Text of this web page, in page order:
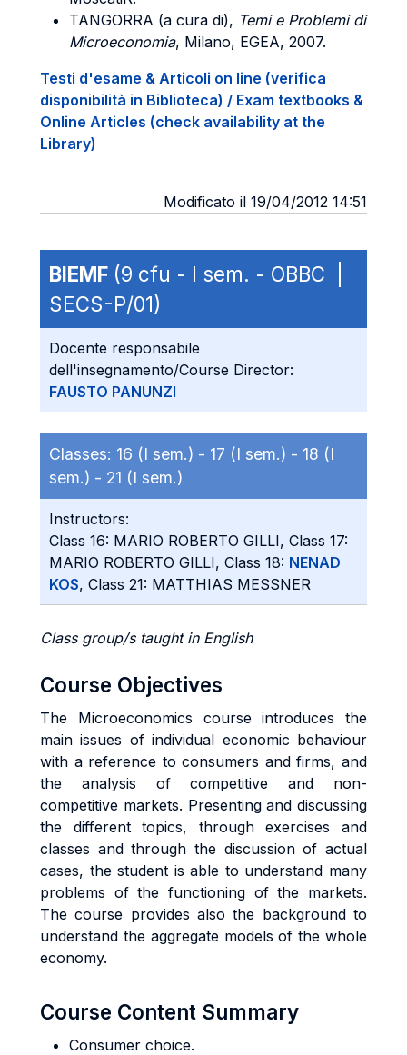
TANGORRA (a cura di), Temi e Problemi di
Microeconomia, Milano, EGEA, 2007.
Testi d'esame & Articoli on line (verifica
disponibilità in Biblioteca) / Exam textbooks &
Online Articles (check availability at the
Library)
Modificato il 19/04/2012 14:51
BIEMF (9 cfu - I sem. - OBBC |
SECS-P/01)
Docente responsabile
dell'insegnamento/Course Director:
FAUSTO PANUNZI
Classes: 16 (I sem.) - 17 (I sem.) - 18 (I
sem.) - 21 (I sem.)
Instructors:
Class 16: MARIO ROBERTO GILLI, Class 17:
MARIO ROBERTO GILLI, Class 18: NENAD
KOS, Class 21: MATTHIAS MESSNER
Class group/s taught in English
Course Objectives
The Microeconomics course introduces the
main issues of individual economic behaviour
with a reference to consumers and firms, and
the analysis of competitive and non-
competitive markets. Presenting and discussing
the different topics, through exercises and
classes and through the discussion of actual
cases, the student is able to understand many
problems of the functioning of the markets.
The course provides also the background to
understand the aggregate models of the whole
economy.
Course Content Summary
Consumer choice.